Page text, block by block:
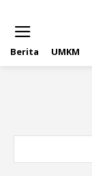
Berita UMKM